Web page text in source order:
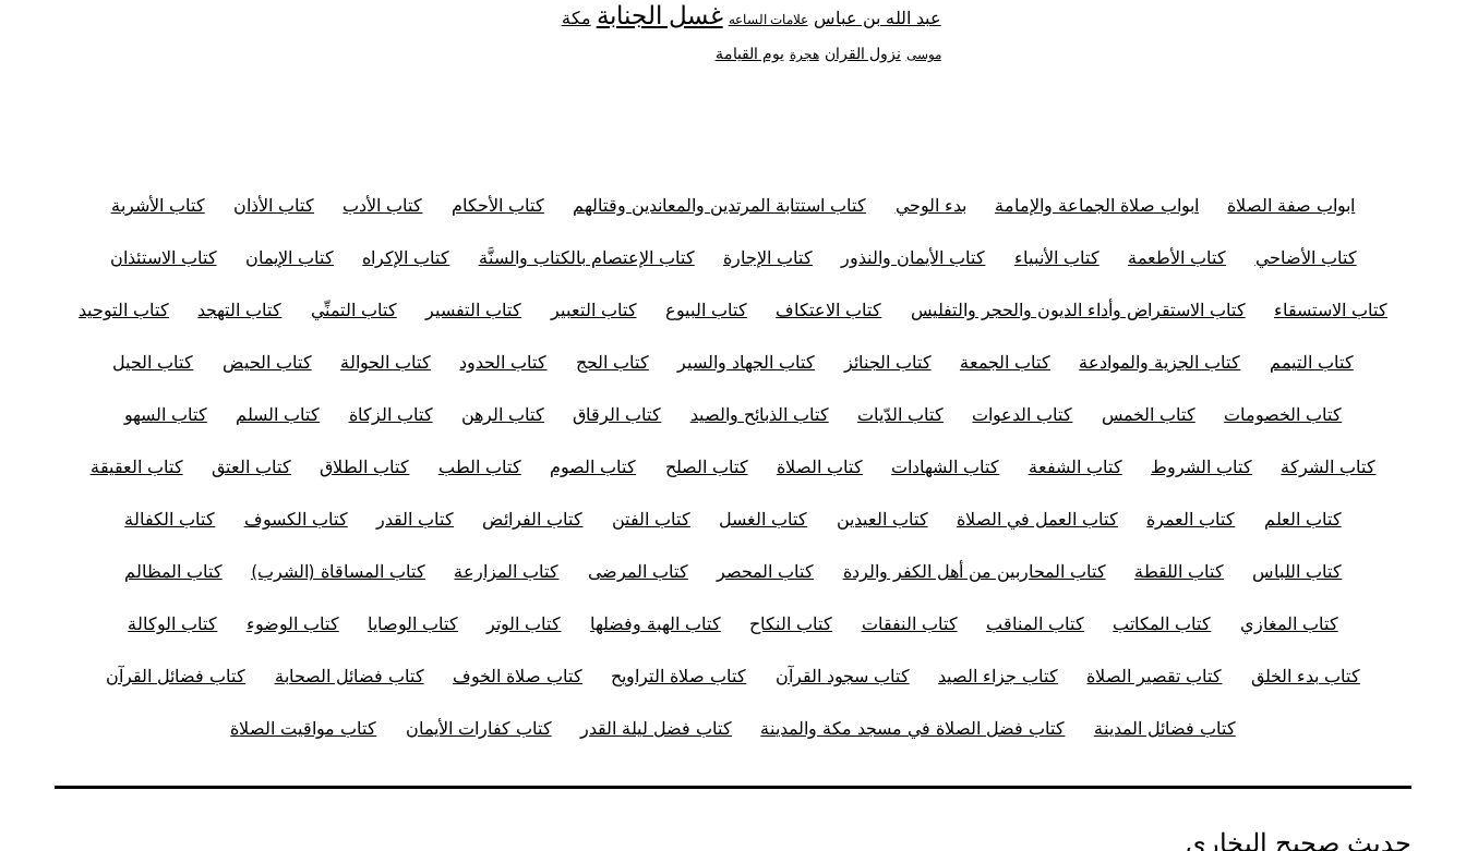
عبد الله بن عباس علامات الساعه غسل الجنابة مكة
موسى نزول القران هجرة يوم القيامة
ابواب صفة الصلاة ابواب صلاة الجماعة والإمامة بدء الوحي كتاب استتابة المرتدين والمعاندين وقتالهم كتاب الأحكام كتاب الأدب كتاب الأذان كتاب الأشربة
كتاب الأضاحي كتاب الأطعمة كتاب الأنبياء كتاب الأيمان والنذور كتاب الإجارة كتاب الإعتصام بالكتاب والسنَّة كتاب الإكراه كتاب الإيمان كتاب الاستئذان
كتاب الاستسقاء كتاب الاستقراض وأداء الديون والحجر والتفليس كتاب الاعتكاف كتاب البيوع كتاب التعبير كتاب التفسير كتاب التمنِّي كتاب التهجد كتاب التوحيد
كتاب التيمم كتاب الجزية والموادعة كتاب الجمعة كتاب الجنائز كتاب الجهاد والسير كتاب الحج كتاب الحدود كتاب الحوالة كتاب الحيض كتاب الحيل
كتاب الخصومات كتاب الخمس كتاب الدعوات كتاب الدّيات كتاب الذبائح والصيد كتاب الرقاق كتاب الرهن كتاب الزكاة كتاب السلم كتاب السهو
كتاب الشركة كتاب الشروط كتاب الشفعة كتاب الشهادات كتاب الصلاة كتاب الصلح كتاب الصوم كتاب الطب كتاب الطلاق كتاب العتق كتاب العقيقة
كتاب العلم كتاب العمرة كتاب العمل في الصلاة كتاب العيدين كتاب الغسل كتاب الفتن كتاب الفرائض كتاب القدر كتاب الكسوف كتاب الكفالة
كتاب اللباس كتاب اللقطة كتاب المحاربين من أهل الكفر والردة كتاب المحصر كتاب المرضى كتاب المزارعة كتاب المساقاة (الشرب) كتاب المظالم
كتاب المغازي كتاب المكاتب كتاب المناقب كتاب النفقات كتاب النكاح كتاب الهبة وفضلها كتاب الوتر كتاب الوصايا كتاب الوضوء كتاب الوكالة
كتاب بدء الخلق كتاب تقصير الصلاة كتاب جزاء الصيد كتاب سجود القرآن كتاب صلاة التراويح كتاب صلاة الخوف كتاب فضائل الصحابة كتاب فضائل القرآن
كتاب فضائل المدينة كتاب فضل الصلاة في مسجد مكة والمدينة كتاب فضل ليلة القدر كتاب كفارات الأيمان كتاب مواقيت الصلاة
حديث صحيح البخاري